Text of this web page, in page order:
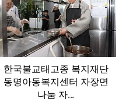
한국불교태고종 복지재단
동명아동복지센터 자장면
나눔 자…